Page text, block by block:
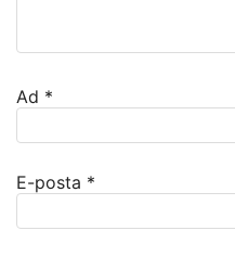
Ad *
E-posta *